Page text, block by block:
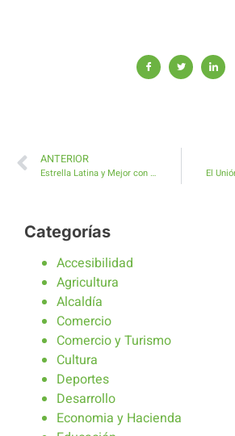
ANTERIOR
Estrella Latina y Mejor con Copas este viernes en las Fiestas de Pozo Negro
Categorías
Accesibilidad
Agricultura
Alcaldía
Comercio
Comercio y Turismo
Cultura
Deportes
Desarrollo
Economia y Hacienda